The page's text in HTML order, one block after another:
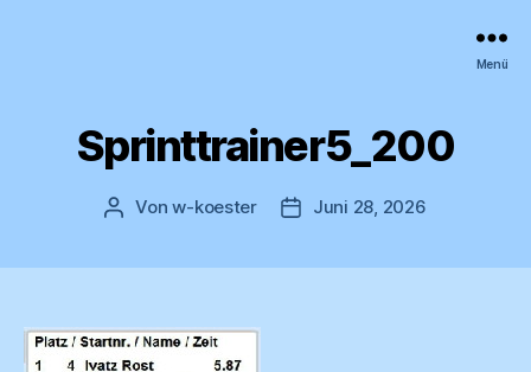
Menü
Sprinttrainer5_200
Beitragsautor
Vonw-koester Veröffentlichungsdatum
Juni 28, 2026